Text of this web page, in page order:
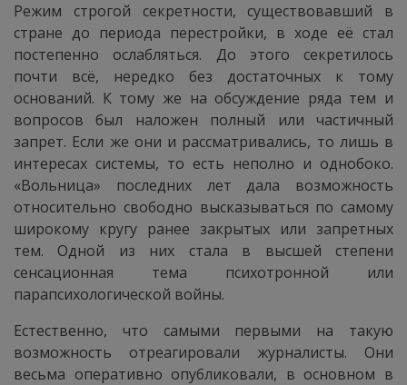
Режим строгой секретности, существовавший в
стране до периода перестройки, в ходе её стал
постепенно ослабляться. До этого секретилось
почти всё, нередко без достаточных к тому
оснований. К тому же на обсуждение ряда тем и
вопросов был наложен полный или частичный
запрет. Если же они и рассматривались, то лишь в
интересах системы, то есть неполно и однобоко.
«Вольница» последних лет дала возможность
относительно свободно высказываться по самому
широкому кругу ранее закрытых или запретных
тем. Одной из них стала в высшей степени
сенсационная тема психотронной или
парапсихологической войны.
Естественно, что самыми первыми на такую
возможность отреагировали журналисты. Они
весьма оперативно опубликовали, в основном в